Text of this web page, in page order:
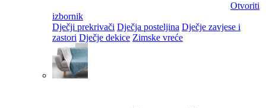
Otvoriti
izbornik
Dječji prekrivači Dječja posteljina Dječje zavjese i
zastori Dječje dekice Zimske vreće